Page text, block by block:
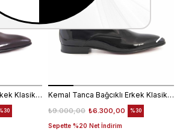
Kemal Tanca Bağcıklı Erkek Klasik Ayakkabı 700 Kemal Tanca Bağcıklı Erkek Klasik Ayakkabı 700
₺6.300,00
₺9.000,00
Sepette %20 Net İndirim
%30